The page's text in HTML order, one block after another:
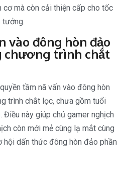
mà còn cải thiện cấp cho tốc
tưởng.
vào đông hòn đảo
chương trình chắt
tầm nã vấn vào đông hòn
trình chắt lọc, chưa gồm tuổi
này giúp chủ gamer nghịch
còn mới mẻ cùng lạ mắt cùng
hội dấn thức đông hòn đảo phần